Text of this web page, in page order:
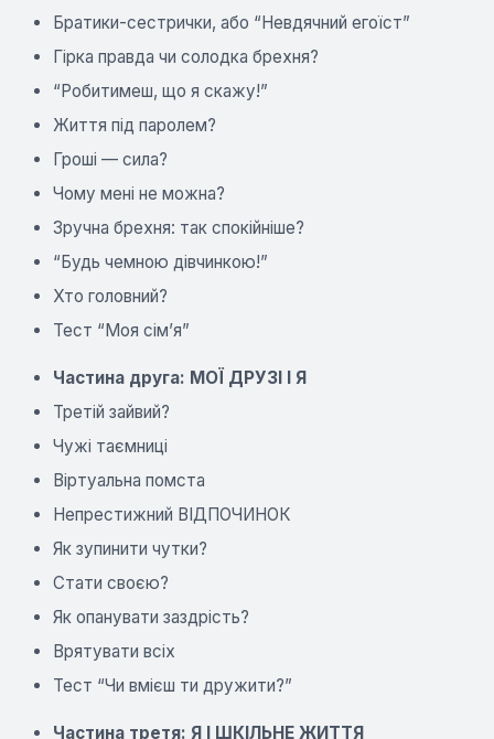
Братики-сестрички, або “Невдячний егоїст”
Гірка правда чи солодка брехня?
“Робитимеш, що я скажу!”
Життя під паролем?
Гроші — сила?
Чому мені не можна?
Зручна брехня: так спокійніше?
“Будь чемною дівчинкою!”
Хто головний?
Тест “Моя сім’я”
Частина друга: МОЇ ДРУЗІ І Я
Третій зайвий?
Чужі таємниці
Віртуальна помста
Непрестижний ВІДПОЧИНОК
Як зупинити чутки?
Стати своєю?
Як опанувати заздрість?
Врятувати всіх
Тест “Чи вмієш ти дружити?”
Частина третя: Я І ШКІЛЬНЕ ЖИТТЯ